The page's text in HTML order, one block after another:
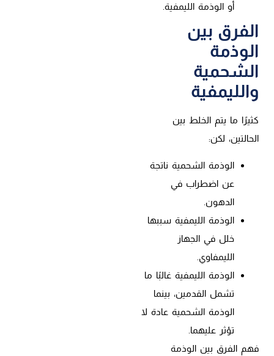
أو الوذمة الليمفية.
الفرق بين
الوذمة
الشحمية
والليمفية
كثيرًا ما يتم الخلط بين
الحالتين، لكن:
الوذمة الشحمية ناتجة
عن اضطراب في
الدهون.
الوذمة الليمفية سببها
خلل في الجهاز
الليمفاوي.
الوذمة الليمفية غالبًا ما
تشمل القدمين، بينما
الوذمة الشحمية عادة لا
تؤثر عليهما.
فهم الفرق بين الوذمة